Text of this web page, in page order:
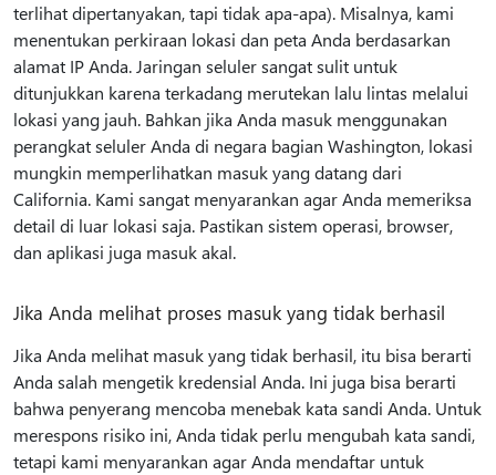
terlihat dipertanyakan, tapi tidak apa-apa). Misalnya, kami
menentukan perkiraan lokasi dan peta Anda berdasarkan
alamat IP Anda. Jaringan seluler sangat sulit untuk
ditunjukkan karena terkadang merutekan lalu lintas melalui
lokasi yang jauh. Bahkan jika Anda masuk menggunakan
perangkat seluler Anda di negara bagian Washington, lokasi
mungkin memperlihatkan masuk yang datang dari
California. Kami sangat menyarankan agar Anda memeriksa
detail di luar lokasi saja. Pastikan sistem operasi, browser,
dan aplikasi juga masuk akal.
Jika Anda melihat proses masuk yang tidak berhasil
Jika Anda melihat masuk yang tidak berhasil, itu bisa berarti
Anda salah mengetik kredensial Anda. Ini juga bisa berarti
bahwa penyerang mencoba menebak kata sandi Anda. Untuk
merespons risiko ini, Anda tidak perlu mengubah kata sandi,
tetapi kami menyarankan agar Anda mendaftar untuk